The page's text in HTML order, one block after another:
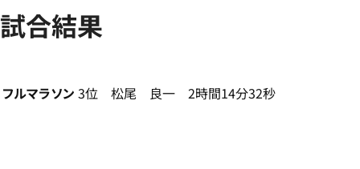
試合結果
フルマラソン 3位 松尾 良一 2時間14分32秒